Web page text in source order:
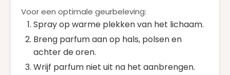
Voor een optimale geurbeleving:
Spray op warme plekken van het lichaam.
Breng parfum aan op hals, polsen en
achter de oren.
Wrijf parfum niet uit na het aanbrengen.